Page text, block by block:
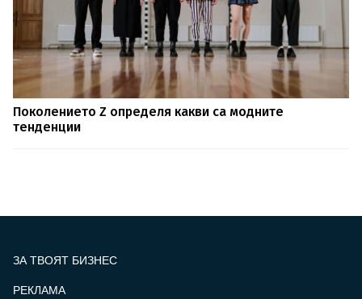
Поколението Z определя какви са модните
тенденции
ЗА ТВОЯТ БИЗНЕС
РЕКЛАМА